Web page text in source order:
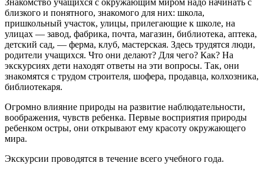
Знакомство учащихся с окружающим миром надо начинать с
близкого и понятного, знакомого для них: школа,
пришкольный участок, улицы, прилегающие к школе, на
улицах — завод, фабрика, почта, магазин, библиотека, аптека,
детский сад, — ферма, клуб, мастерская. Здесь трудятся люди,
родители учащихся. Что они делают? Для чего? Как? На
экскурсиях дети находят ответы на эти вопросы. Так, они
знакомятся с трудом строителя, шофера, продавца, колхозника,
библиотекаря.
Огромно влияние природы на развитие наблюдательности,
воображения, чувств ребенка. Первые восприятия природы
ребенком остры, они открывают ему красоту окружающего
мира.
Экскурсии проводятся в течение всего учебного года.